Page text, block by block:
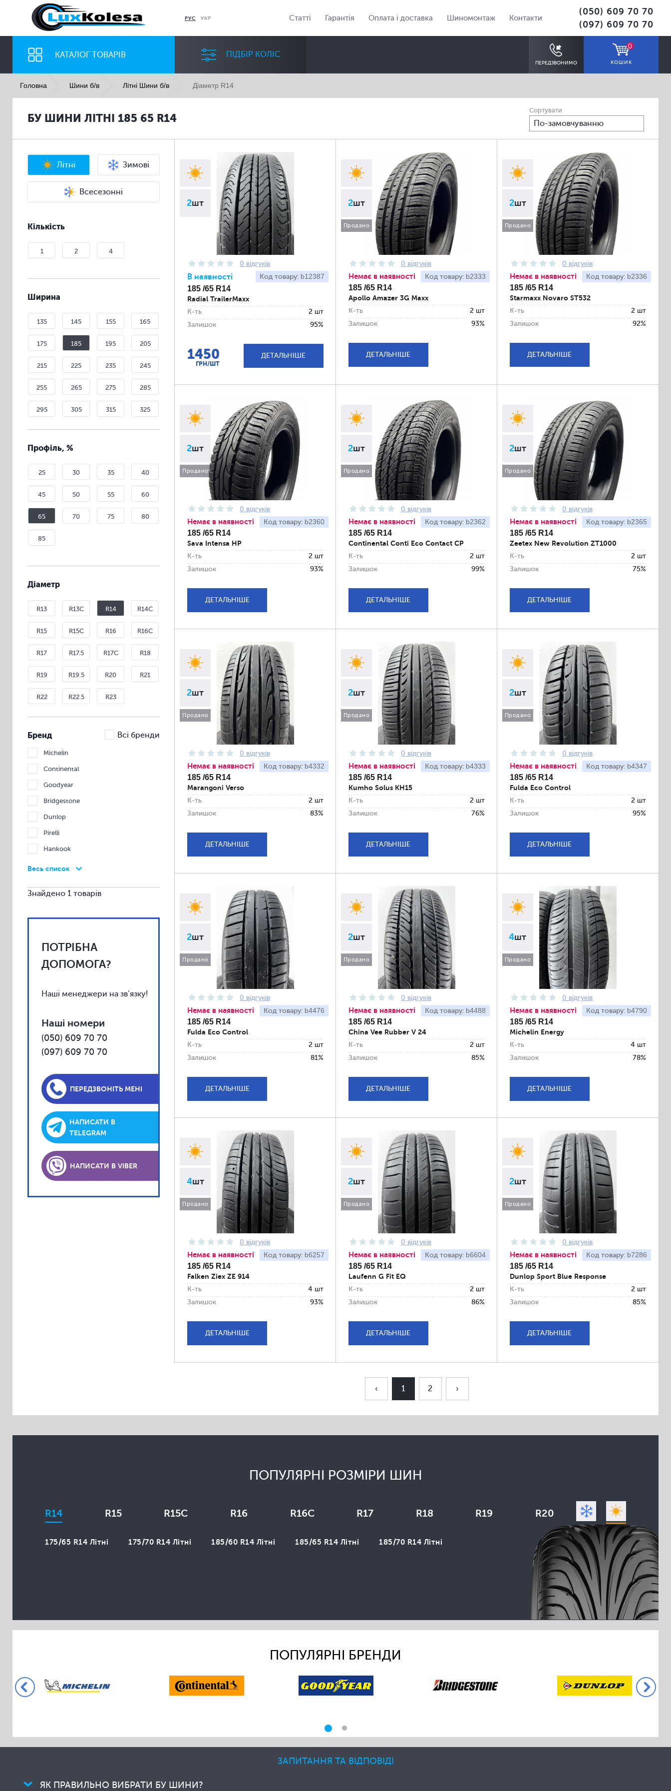
РУС УКР Статті Гарантія Оплата і доставка Шиномонтаж Контакти
(050) 609 70 70
(097) 609 70 70
КАТАЛОГ ТОВАРІВ ПІДБІР КОЛІС
ПЕРЕДЗВОНИМО
0
КОШИК
ШИНИ ДИСКИ
Всі Всі ПІДІБРАТИ
ЗАПИТАННЯ ТА ВІДПОВІДІ
ЯК ПРАВИЛЬНО ВИБРАТИ БУ ШИНИ?
Головна Шини б/в Літні Шини б/в Діаметр R14
БУ ШИНИ ЛІТНІ 185 65 R14
Сортувати
По-замовчуванню
Літні Зимові
Всесезонні
Кількість
1 2 4
Ширина
135 145 155 165
175 185 195 205
215 225 235 245
255 265 275 285
295 305 315 325
335
Профіль, %
25 30 35 40
45 50 55 60
65 70 75 80
85
Діаметр
R13 R13C R14 R14C
R15 R15C R16 R16C
R17 R17.5 R17C R18
R19 R19.5 R20 R21
R22 R22.5 R23
Бренд Всі бренди
Michelin
Continental
Goodyear
Bridgestone
Dunlop
Pirelli
Hankook
Vredestein
Kumho
Uniroyal
Fulda
BFGoodrich
Debica
Firestone
General
Gislaved
Kleber
Lassa
Laufenn
Matador
Platin
Brasa
Cachland
Cordiant
Dayton
Весь список
Знайдено 1 товарів
ПОТРІБНА
ДОПОМОГА?
Наші менеджери на зв'язку!
Наші номери
(050) 609 70 70
(097) 609 70 70
ПЕРЕДЗВОНІТЬ МЕНІ
НАПИСАТИ В
TELEGRAM
НАПИСАТИ В VIBER
2шт
0 відгуків
Код товару: b12387
В наявності
185 /65 R14
Radial TrailerMaxx
К-ть
2 шт
Залишок
95%
1450
ГРН/ШТ
ДЕТАЛЬНІШЕ
2шт
Продано
0 відгуків
Код товару: b2333
Немає в наявності
185 /65 R14
Apollo Amazer 3G Maxx
К-ть
2 шт
Залишок
93%
ДЕТАЛЬНІШЕ
2шт
Продано
0 відгуків
Код товару: b2336
Немає в наявності
185 /65 R14
Starmaxx Novaro ST532
К-ть
2 шт
Залишок
92%
ДЕТАЛЬНІШЕ
2шт
Продано
0 відгуків
Код товару: b2360
Немає в наявності
185 /65 R14
Sava Intensa HP
К-ть
2 шт
Залишок
93%
ДЕТАЛЬНІШЕ
2шт
Продано
0 відгуків
Код товару: b2362
Немає в наявності
185 /65 R14
Continental Conti Eco Contact CP
К-ть
2 шт
Залишок
99%
ДЕТАЛЬНІШЕ
2шт
Продано
0 відгуків
Код товару: b2365
Немає в наявності
185 /65 R14
Zeetex New Revolution ZT1000
К-ть
2 шт
Залишок
75%
ДЕТАЛЬНІШЕ
2шт
Продано
0 відгуків
Код товару: b4332
Немає в наявності
185 /65 R14
Marangoni Verso
К-ть
2 шт
Залишок
83%
ДЕТАЛЬНІШЕ
2шт
Продано
0 відгуків
Код товару: b4333
Немає в наявності
185 /65 R14
Kumho Solus KH15
К-ть
2 шт
Залишок
76%
ДЕТАЛЬНІШЕ
2шт
Продано
0 відгуків
Код товару: b4347
Немає в наявності
185 /65 R14
Fulda Eco Control
К-ть
2 шт
Залишок
95%
ДЕТАЛЬНІШЕ
2шт
Продано
0 відгуків
Код товару: b4476
Немає в наявності
185 /65 R14
Fulda Eco Control
К-ть
2 шт
Залишок
81%
ДЕТАЛЬНІШЕ
2шт
Продано
0 відгуків
Код товару: b4488
Немає в наявності
185 /65 R14
China Vee Rubber V 24
К-ть
2 шт
Залишок
85%
ДЕТАЛЬНІШЕ
4шт
Продано
0 відгуків
Код товару: b4790
Немає в наявності
185 /65 R14
Michelin Energy
К-ть
4 шт
Залишок
78%
ДЕТАЛЬНІШЕ
4шт
Продано
0 відгуків
Код товару: b6257
Немає в наявності
185 /65 R14
Falken Ziex ZE 914
К-ть
4 шт
Залишок
93%
ДЕТАЛЬНІШЕ
2шт
Продано
0 відгуків
Код товару: b6604
Немає в наявності
185 /65 R14
Laufenn G Fit EQ
К-ть
2 шт
Залишок
86%
ДЕТАЛЬНІШЕ
2шт
Продано
0 відгуків
Код товару: b7286
Немає в наявності
185 /65 R14
Dunlop Sport Blue Response
К-ть
2 шт
Залишок
85%
ДЕТАЛЬНІШЕ
‹ 1 2 ›
ПОПУЛЯРНІ РОЗМІРИ ШИН
R14 R15 R15C R16 R16C R17 R18 R19 R20
175/65 R14 Літні 175/70 R14 Літні 185/60 R14 Літні 185/65 R14 Літні 185/70 R14 Літні
ПОПУЛЯРНІ БРЕНДИ